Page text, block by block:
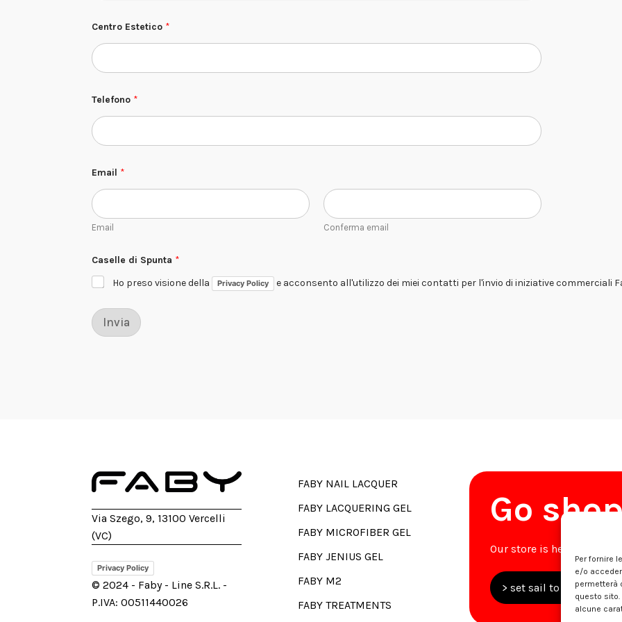
Per fornire
e/o
permetterà
questo
alcune
Centro Estetico *
s
e
t
o
*
Telefono *
Email *
Email Conferma email
Caselle di Spunta *
Ho preso visione della
Privacy Policy e acconsento all'utilizzo dei miei contatti per l'invio di iniziative commerciali
Invia
Via Szego, 9, 13100 Vercelli
(VC)
Privacy Policy
© 2024 - Faby - Line S.R.L. -
P.IVA: 00511440026
FABY NAIL LACQUER
FABY LACQUERING GEL
FABY MICROFIBER GEL
FABY JENIUS GEL
FABY M2
FABY TREATMENTS
Go
Our store is here for you.
> set sail to